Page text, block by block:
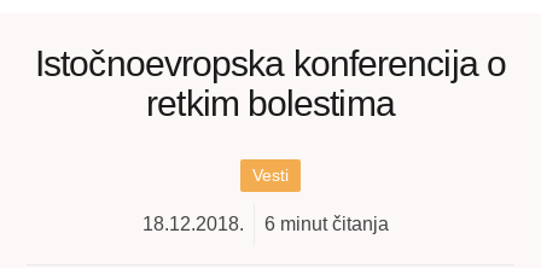
Istočnoevropska konferencija o
retkim bolestima
Vesti
18.12.2018. 6 minut čitanja